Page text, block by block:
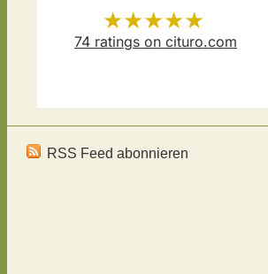
Schösserhas
★★★★★
74 ratings on cituro.com
RSS Feed abonnieren